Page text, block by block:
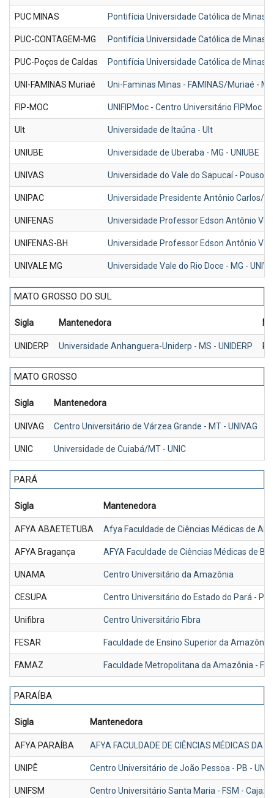
PUC MINAS Pontifícia Universidade Católica de Minas
PUC-CONTAGEM-MG Pontifícia Universidade Católica de Minas
PUC-Poços de Caldas Pontifícia Universidade Católica de Minas
UNI-FAMINAS Muriaé Uni-Faminas Minas - FAMINAS/Muriaé - MG
FIP-MOC UNIFIPMoc - Centro Universitário FIPMoc
UIt Universidade de Itaúna - UIt
UNIUBE Universidade de Uberaba - MG - UNIUBE
UNIVAS Universidade do Vale do Sapucaí - Pouso
UNIPAC Universidade Presidente Antônio Carlos/
UNIFENAS Universidade Professor Edson Antônio
UNIFENAS-BH Universidade Professor Edson Antônio
UNIVALE MG Universidade Vale do Rio Doce - MG -
MATO GROSSO DO SUL
Sigla Mantenedora
UNIDERP Universidade Anhanguera-Uniderp - MS - UNIDERP
MATO GROSSO
Sigla Mantenedora
UNIVAG Centro Universitário de Várzea Grande - MT - UNIVAG
UNIC Universidade de Cuiabá/MT - UNIC
PARÁ
Sigla Mantenedora
AFYA ABAETETUBA Afya Faculdade de Ciências Médicas de
AFYA Bragança AFYA Faculdade de Ciências Médicas de
UNAMA Centro Universitário da Amazônia
CESUPA Centro Universitário do Estado do Pará - PA
Unifibra Centro Universitário Fibra
FESAR Faculdade de Ensino Superior da Amazônia
FAMAZ Faculdade Metropolitana da Amazônia -
PARAÍBA
Sigla Mantenedora
AFYA PARAÍBA AFYA FACULDADE DE CIÊNCIAS MÉDICAS DA
UNIPÊ Centro Universitário de João Pessoa - PB -
UNIFSM Centro Universitário Santa Maria - FSM -